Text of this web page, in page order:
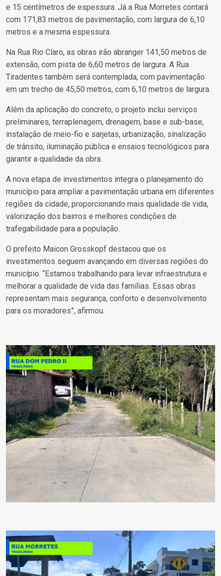
e 15 centímetros de espessura. Já a Rua Morretes contará
com 171,83 metros de pavimentação, com largura de 6,10
metros e a mesma espessura.
Na Rua Rio Claro, as obras irão abranger 141,50 metros de
extensão, com pista de 6,60 metros de largura. A Rua
Tiradentes também será contemplada, com pavimentação
em um trecho de 45,50 metros, com 6,10 metros de largura.
Além da aplicação do concreto, o projeto inclui serviços
preliminares, terraplenagem, drenagem, base e sub-base,
instalação de meio-fio e sarjetas, urbanização, sinalização
de trânsito, iluminação pública e ensaios tecnológicos para
garantir a qualidade da obra.
A nova etapa de investimentos integra o planejamento do
município para ampliar a pavimentação urbana em diferentes
regiões da cidade, proporcionando mais qualidade de vida,
valorização dos bairros e melhores condições de
trafegabilidade para a população.
O prefeito Maicon Grosskopf destacou que os
investimentos seguem avançando em diversas regiões do
município. “Estamos trabalhando para levar infraestrutura e
melhorar a qualidade de vida das famílias. Essas obras
representam mais segurança, conforto e desenvolvimento
para os moradores”, afirmou.